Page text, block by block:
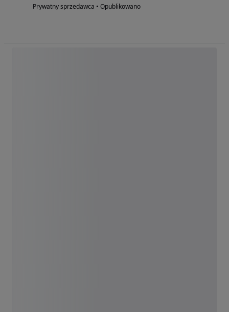
Prywatny sprzedawca • Opublikowano